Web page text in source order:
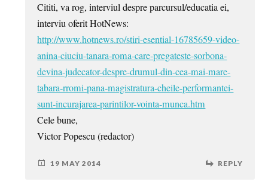
Cititi, va rog, interviul despre parcursul/educatia ei,
interviu oferit HotNews:
http://www.hotnews.ro/stiri-esential-16785659-video-
anina-ciuciu-tanara-roma-care-pregateste-sorbona-
devina-judecator-despre-drumul-din-cea-mai-mare-
tabara-rromi-pana-magistratura-cheile-performantei-
sunt-incurajarea-parintilor-vointa-munca.htm
Cele bune,
Victor Popescu (redactor)
19 MAY 2014 REPLY